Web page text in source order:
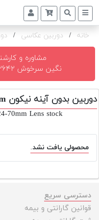
دوربین
و
تجهیزات
و
اکسسوری
خرید
اجاره
دوربین
خانه / دوربین عکاسی /
مشاوره و
نگین سرخوش ۰۹۰۲۵۳۲۲۶۴۲
دوربین بدون آینه نیکون Z6 II + 24-70mm بدنه دست دوم
70mm Lens stock
محصولی یافت نشد.
دسترسی سریع
قوانین گارانتی و بیمه